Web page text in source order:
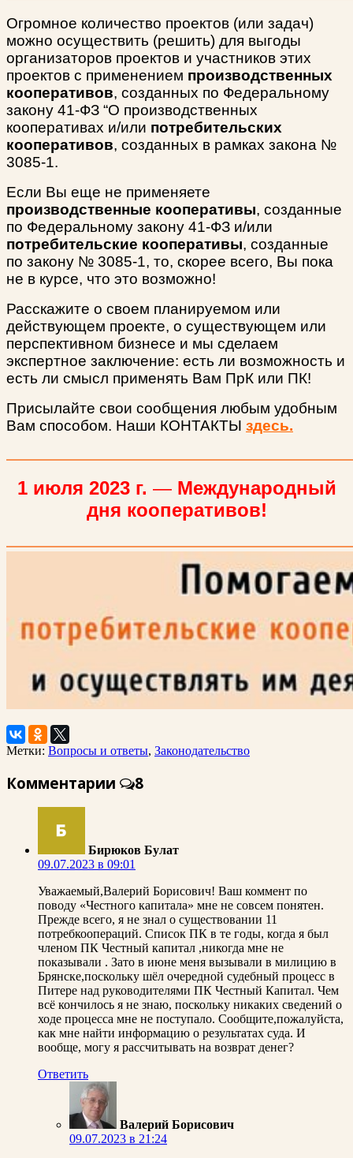
Огромное количество проектов (или задач)
можно осуществить (решить) для выгоды
организаторов проектов и участников этих
проектов с применением производственных
кооперативов, созданных по Федеральному
закону 41-ФЗ “О производственных
кооперативах и/или потребительских
кооперативов, созданных в рамках закона №
3085-1.
Если Вы еще не применяете
производственные кооперативы, созданные
по Федеральному закону 41-ФЗ и/или
потребительские кооперативы, созданные
по закону № 3085-1, то, скорее всего, Вы пока
не в курсе, что это возможно!
Расскажите о своем планируемом или
действующем проекте, о существующем или
перспективном бизнесе и мы сделаем
экспертное заключение: есть ли возможность и
есть ли смысл применять Вам ПрК или ПК!
Присылайте свои сообщения любым удобным
Вам способом. Наши КОНТАКТЫ здесь.
1 июля 2023 г. — Международный
дня кооперативов!
Метки: Вопросы и ответы, Законодательство
Комментарии 8
Бирюков Булат
09.07.2023 в 09:01
Уважаемый,Валерий Борисович! Ваш коммент по
поводу «Честного капитала» мне не совсем понятен.
Прежде всего, я не знал о существовании 11
потребкоопераций. Список ПК в те годы, когда я был
членом ПК Честный капитал ,никогда мне не
показывали . Зато в июне меня вызывали в милицию в
Брянске,поскольку шёл очередной судебный процесс в
Питере над руководителями ПК Честный Капитал. Чем
всё кончилось я не знаю, поскольку никаких сведений о
ходе процесса мне не поступало. Сообщите,пожалуйста,
как мне найти информацию о результатах суда. И
вообще, могу я рассчитывать на возврат денег?
Ответить
Валерий Борисович
09.07.2023 в 21:24